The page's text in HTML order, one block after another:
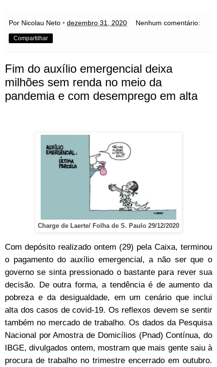
Por Nicolau Neto • dezembro 31, 2020 Nenhum comentário:
Compartilhar
Fim do auxílio emergencial deixa
milhões sem renda no meio da
pandemia e com desemprego em alta
Charge de Laerte/ Folha de S. Paulo 29/12/2020
Com depósito realizado ontem (29) pela Caixa, terminou
o pagamento do auxílio emergencial, a não ser que o
governo se sinta pressionado o bastante para rever sua
decisão. De outra forma, a tendência é de aumento da
pobreza e da desigualdade, em um cenário que inclui
alta dos casos de covid-19. Os reflexos devem se sentir
também no mercado de trabalho. Os dados da Pesquisa
Nacional por Amostra de Domicílios (Pnad) Contínua, do
IBGE, divulgados ontem, mostram que mais gente saiu à
procura de trabalho no trimestre encerrado em outubro.